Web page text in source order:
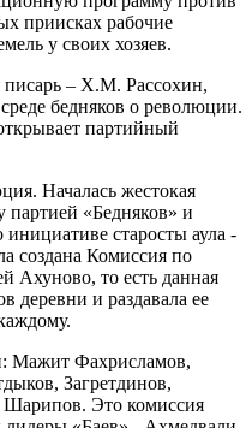
приисках рабочие
у своих хозяев.
писарь – Х.М. Рассохин,
бедняков о революции.
партийный
Началась жестокая
партией «Бедняков» и
старосты аула -
создана Комиссия по
Ахуново, то есть данная
деревни и раздавала ее
Мажит Фахрисламов,
Загретдинов,
Это комиссия